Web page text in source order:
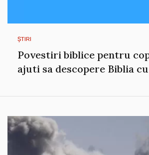
ȘTIRI
Povestiri biblice pentru
ajuti sa descopere Biblia